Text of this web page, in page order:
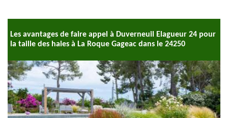
Les avantages de faire appel à Duverneuil Elagueur 24 pour
la taille des haies à La Roque Gageac dans le 24250